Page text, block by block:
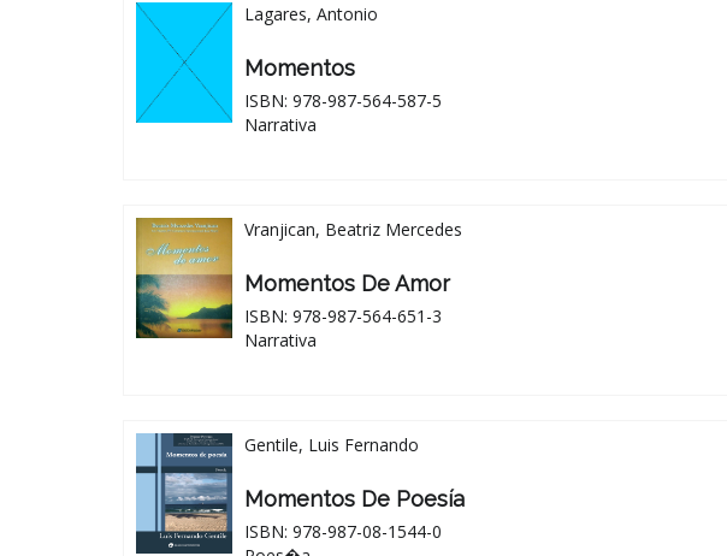
Lagares, Antonio
Momentos
ISBN: 978-987-564-587-5
Narrativa
Vranjican, Beatriz Mercedes
Momentos De Amor
ISBN: 978-987-564-651-3
Narrativa
Gentile, Luis Fernando
Momentos De Poesía
ISBN: 978-987-08-1544-0